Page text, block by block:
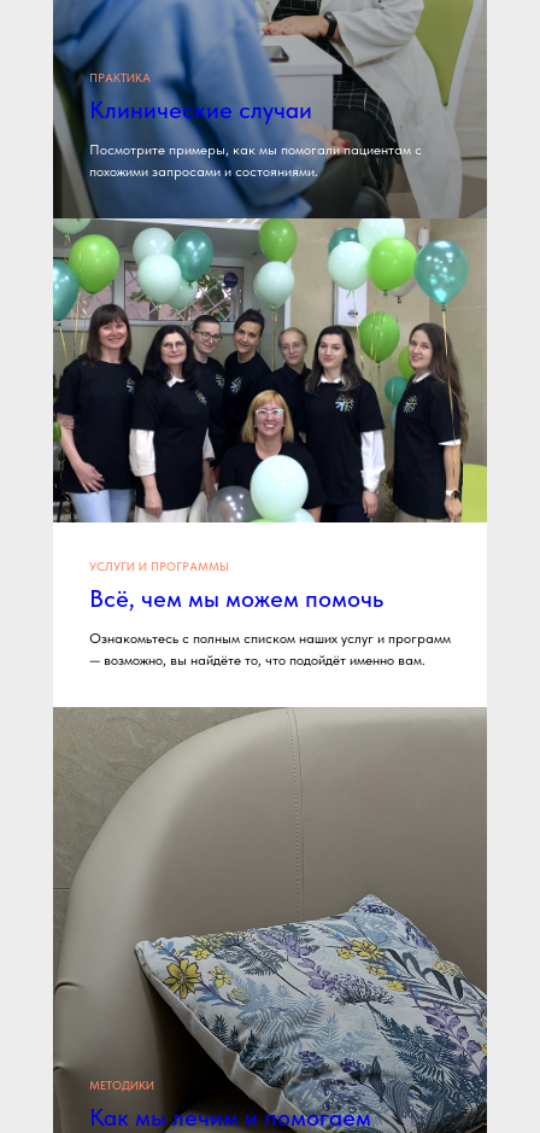
ПРАКТИКА
Клинические случаи
Посмотрите примеры, как мы помогали пациентам с
похожими запросами и состояниями.
УСЛУГИ И ПРОГРАММЫ
Всё, чем мы можем помочь
Ознакомьтесь с полным списком наших услуг и программ
— возможно, вы найдёте то, что подойдёт именно вам.
МЕТОДИКИ
Как мы лечим и помогаем